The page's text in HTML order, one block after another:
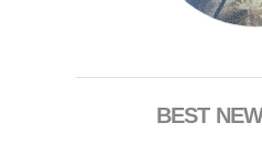
BEST